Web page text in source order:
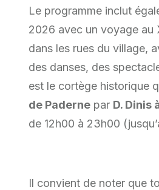
Le programme inclut
2026 avec un voyage au
dans les rues du village,
des danses, des
est le cortège historique
de Paderne par D. Dinis
de 12h00 à 23h00
Il convient de noter que